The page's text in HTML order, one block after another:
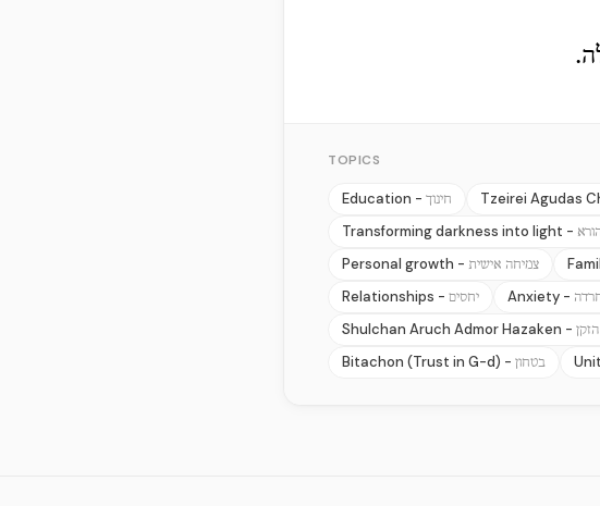
TOPICS
Education - חינוך Tzeirei Agudas
Transforming darkness into light -
Personal growth - צמיחה אישית
Relationships - יחסים Anxiety -
Shulchan Aruch Admor Hazaken -
Bitachon (Trust in G-d) - בטחון